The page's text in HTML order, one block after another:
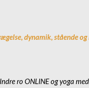
dynamik, stående og
ro ONLINE og yoga